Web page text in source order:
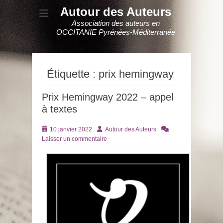
Autour des Auteurs
Association des auteurs en
OCCITANIE Pyrénées-Méditerranée
Étiquette : prix hemingway
Prix Hemingway 2022 – appel
à textes
Posté
le
10 janvier 2022 AuteurAutour des Auteurs
Laisser un commentaire